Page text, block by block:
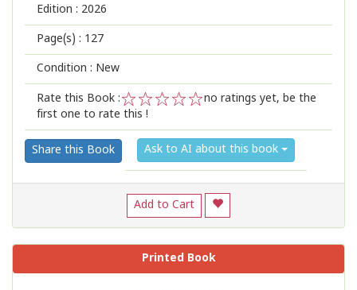
Edition : 2026
Page(s) : 127
Condition : New
Rate this Book :
2
1
no ratings yet, be the
first one to rate this !
Share this Book Ask to AI about this book
Add to Cart
Printed Book